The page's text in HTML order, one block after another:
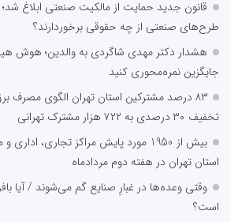
قانون جدید حمایت از مالکیت صنعتی ابلاغ
طرح‌های صنعتی از چه حقوقی برخوردارند؟
هشدار دکتر مهدی شاگردی به والدین؛ هوش
جایگزین نمره‌محوری کنید
۸۳ درصد مشترکین استان تهران الگوی مصرف
تخفیف ۳۰ درصدی به ۷۲۲ هزار مشترک تهرانی
بیش از 1950 مورد پایش مراکز تجاری،
استان تهران در هفته دوم مردادماه
وقتی وعده‌ها در غبارِ صنایع گم می‌شوند / آیا
است؟